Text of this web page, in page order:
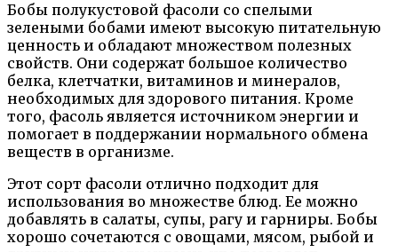
Бобы полукустовой фасоли со спелыми
зелеными бобами имеют высокую питательную
ценность и обладают множеством полезных
свойств. Они содержат большое количество
белка, клетчатки, витаминов и минералов,
необходимых для здорового питания. Кроме
того, фасоль является источником энергии и
помогает в поддержании нормального обмена
веществ в организме.
Этот сорт фасоли отлично подходит для
использования во множестве блюд. Ее можно
добавлять в салаты, супы, рагу и гарниры. Бобы
хорошо сочетаются с овощами, мясом, рыбой и